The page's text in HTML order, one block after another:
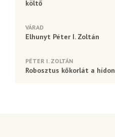
költő
VÁRAD
Elhunyt Péter I. Zoltán
PÉTER I. ZOLTÁN
Robosztus kőkorlát a hídon